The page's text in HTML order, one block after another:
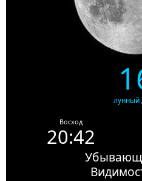
лунный
Восход
20:42